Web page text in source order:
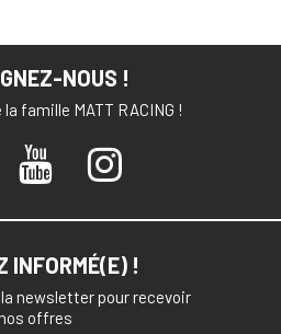
NOUS !
famille MATT RACING !
INFORMÉ(E) !
newsletter pour recevoir
offres